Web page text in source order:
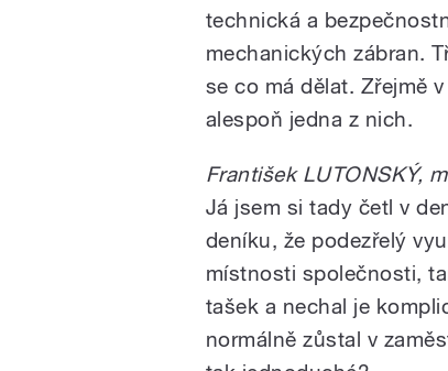
technická a
mechanických zábran.
se co má dělat. Zřejmě
alespoň jedna z nich.
František LUTONSKÝ,
Já jsem si tady četl v
deníku, že podezřelý
místnosti společnosti,
tašek a nechal je
normálně zůstal v